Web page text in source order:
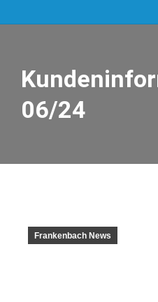
06/24
Frankenbach News